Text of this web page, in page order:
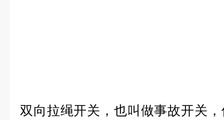
双向拉绳开关 ，也叫做事故开关